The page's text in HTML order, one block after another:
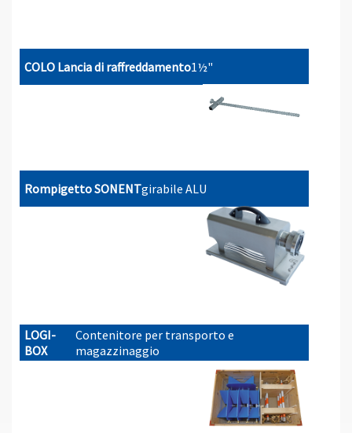
COLO Lancia di raffreddamento1½"
Rompigetto SONENTgirabile ALU
LOGI-
BOX
Contenitore per transporto e
magazzinaggio